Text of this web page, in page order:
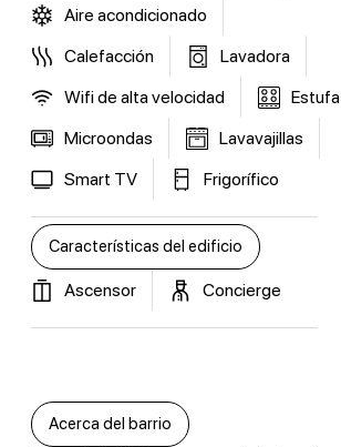
Aire acondicionado
Calefacción
Lavadora
Wifi de alta velocidad
Estufa
Microondas
Lavavajillas
Smart TV
Frigorífico
Características del edificio
Ascensor Concierge
Acerca del barrio